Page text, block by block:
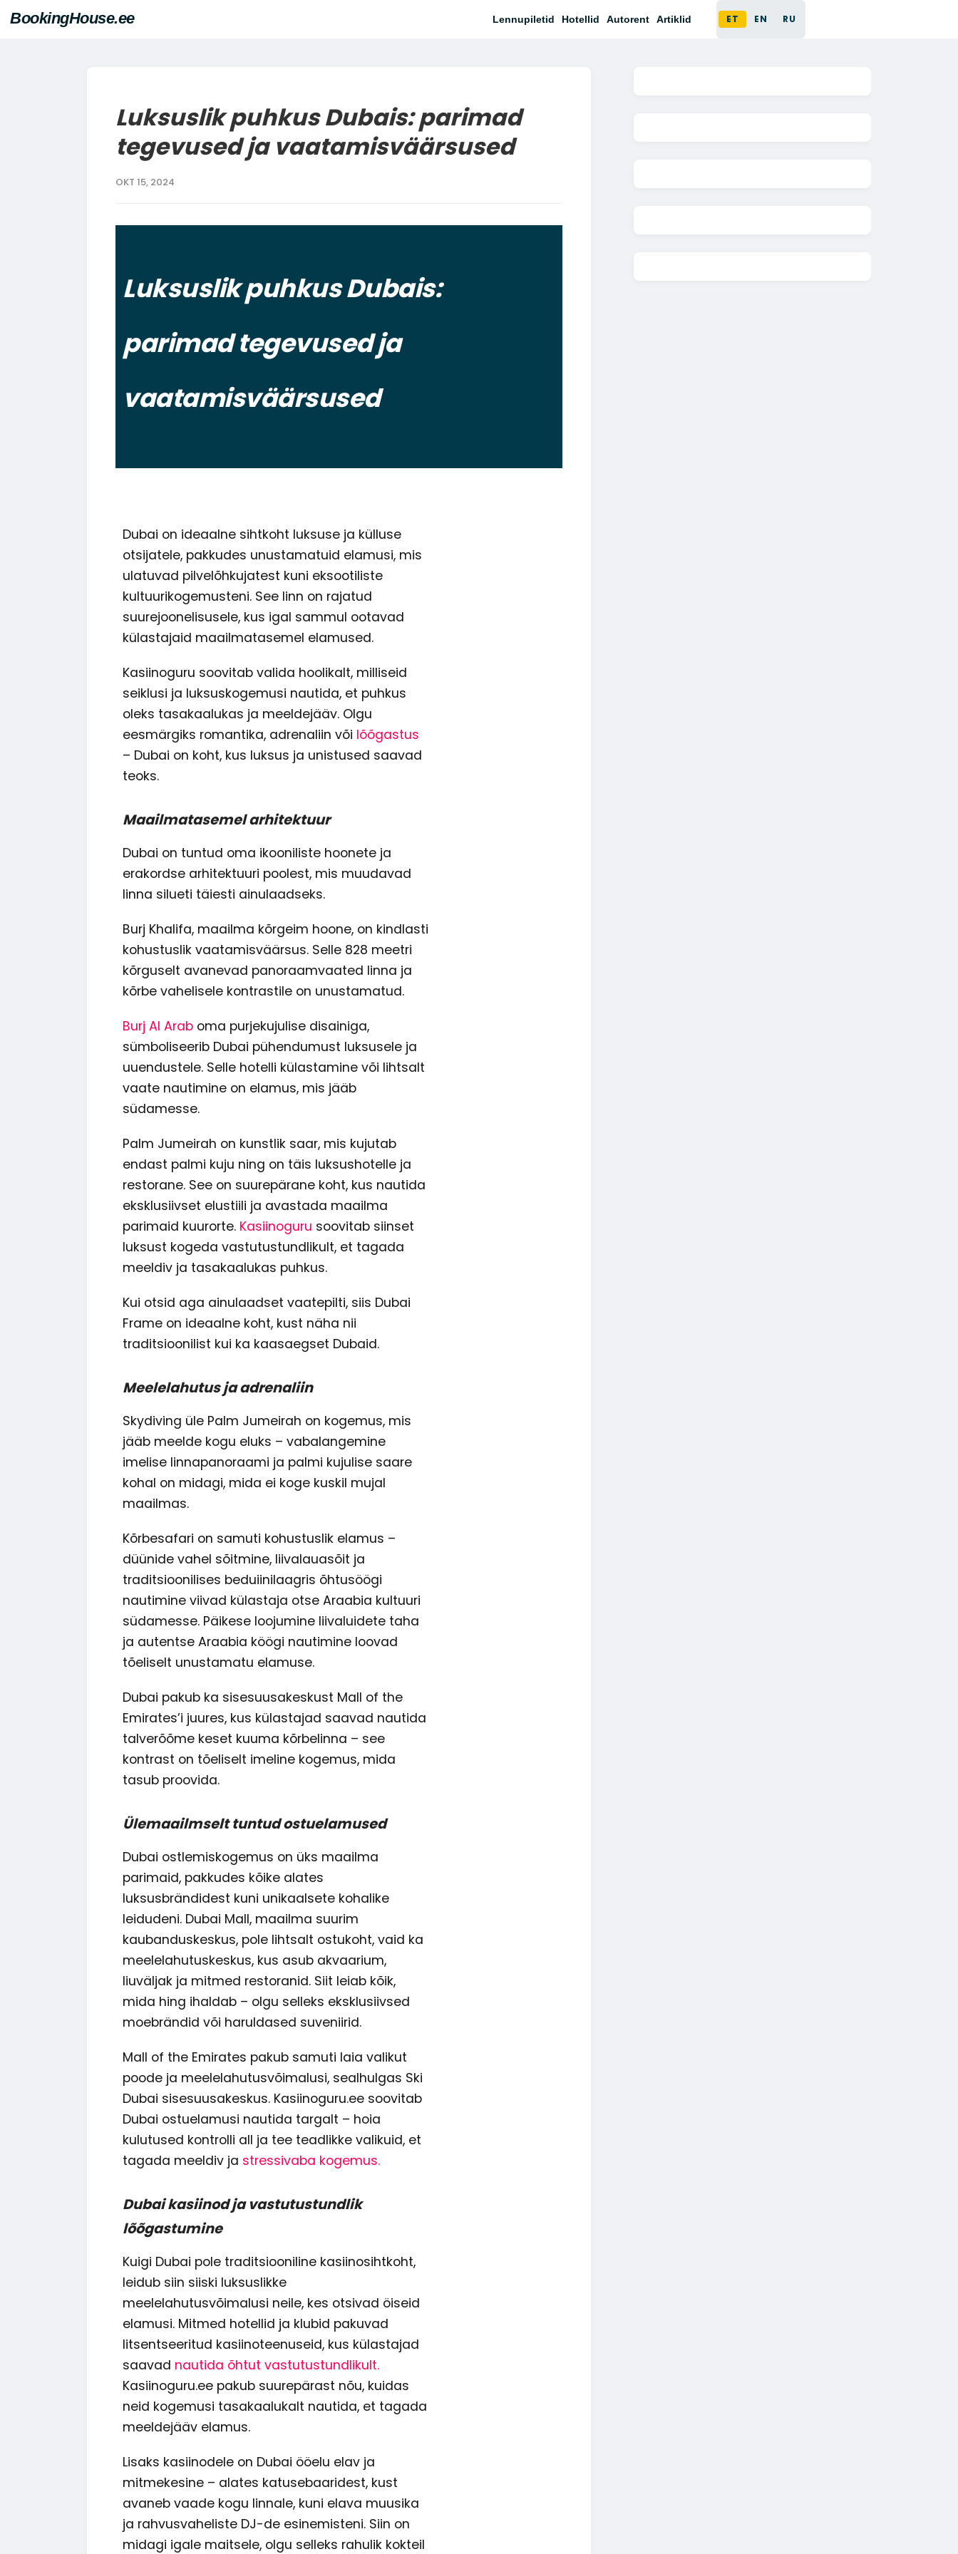
BookingHouse.ee Lennupiletid Hotellid Autorent Artiklid ET EN RU
Luksuslik puhkus Dubais: parimad
tegevused ja vaatamisväärsused
OKT 15, 2024
Luksuslik puhkus Dubais:
parimad tegevused ja
vaatamisväärsused
Dubai on ideaalne sihtkoht luksuse ja külluse
otsijatele, pakkudes unustamatuid elamusi, mis
ulatuvad pilvelõhkujatest kuni eksootiliste
kultuurikogemusteni. See linn on rajatud
suurejoonelisusele, kus igal sammul ootavad
külastajaid maailmatasemel elamused.
Kasiinoguru soovitab valida hoolikalt, milliseid
seiklusi ja luksuskogemusi nautida, et puhkus
oleks tasakaalukas ja meeldejääv. Olgu
eesmärgiks romantika, adrenaliin või lõõgastus
– Dubai on koht, kus luksus ja unistused saavad
teoks.
Maailmatasemel arhitektuur
Dubai on tuntud oma ikooniliste hoonete ja
erakordse arhitektuuri poolest, mis muudavad
linna silueti täiesti ainulaadseks.
Burj Khalifa, maailma kõrgeim hoone, on kindlasti
kohustuslik vaatamisväärsus. Selle 828 meetri
kõrguselt avanevad panoraamvaated linna ja
kõrbe vahelisele kontrastile on unustamatud.
Burj Al Arab oma purjekujulise disainiga,
sümboliseerib Dubai pühendumust luksusele ja
uuendustele. Selle hotelli külastamine või lihtsalt
vaate nautimine on elamus, mis jääb
südamesse.
Palm Jumeirah on kunstlik saar, mis kujutab
endast palmi kuju ning on täis luksushotelle ja
restorane. See on suurepärane koht, kus nautida
eksklusiivset elustiili ja avastada maailma
parimaid kuurorte. Kasiinoguru soovitab siinset
luksust kogeda vastutustundlikult, et tagada
meeldiv ja tasakaalukas puhkus.
Kui otsid aga ainulaadset vaatepilti, siis Dubai
Frame on ideaalne koht, kust näha nii
traditsioonilist kui ka kaasaegset Dubaid.
Meelelahutus ja adrenaliin
Skydiving üle Palm Jumeirah on kogemus, mis
jääb meelde kogu eluks – vabalangemine
imelise linnapanoraami ja palmi kujulise saare
kohal on midagi, mida ei koge kuskil mujal
maailmas.
Kõrbesafari on samuti kohustuslik elamus –
düünide vahel sõitmine, liivalauasõit ja
traditsioonilises beduiinilaagris õhtusöögi
nautimine viivad külastaja otse Araabia kultuuri
südamesse. Päikese loojumine liivaluidete taha
ja autentse Araabia köögi nautimine loovad
tõeliselt unustamatu elamuse.
Dubai pakub ka sisesuusakeskust Mall of the
Emirates’i juures, kus külastajad saavad nautida
talverõõme keset kuuma kõrbelinna – see
kontrast on tõeliselt imeline kogemus, mida
tasub proovida.
Ülemaailmselt tuntud ostuelamused
Dubai ostlemiskogemus on üks maailma
parimaid, pakkudes kõike alates
luksusbrändidest kuni unikaalsete kohalike
leidudeni. Dubai Mall, maailma suurim
kaubanduskeskus, pole lihtsalt ostukoht, vaid ka
meelelahutuskeskus, kus asub akvaarium,
liuväljak ja mitmed restoranid. Siit leiab kõik,
mida hing ihaldab – olgu selleks eksklusiivsed
moebrändid või haruldased suveniirid.
Mall of the Emirates pakub samuti laia valikut
poode ja meelelahutusvõimalusi, sealhulgas Ski
Dubai sisesuusakeskus. Kasiinoguru.ee soovitab
Dubai ostuelamusi nautida targalt – hoia
kulutused kontrolli all ja tee teadlikke valikuid, et
tagada meeldiv ja stressivaba kogemus.
Dubai kasiinod ja vastutustundlik
lõõgastumine
Kuigi Dubai pole traditsiooniline kasiinosihtkoht,
leidub siin siiski luksuslikke
meelelahutusvõimalusi neile, kes otsivad öiseid
elamusi. Mitmed hotellid ja klubid pakuvad
litsentseeritud kasiinoteenuseid, kus külastajad
saavad nautida õhtut vastutustundlikult.
Kasiinoguru.ee pakub suurepärast nõu, kuidas
neid kogemusi tasakaalukalt nautida, et tagada
meeldejääv elamus.
Lisaks kasiinodele on Dubai ööelu elav ja
mitmekesine – alates katusebaaridest, kust
avaneb vaade kogu linnale, kuni elava muusika
ja rahvusvaheliste DJ-de esinemisteni. Siin on
midagi igale maitsele, olgu selleks rahulik kokteil